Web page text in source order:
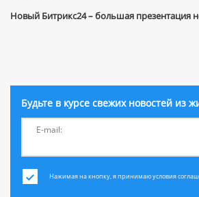
Новый Битрикс24 – большая презентация
Будьте в курсе свежих новостей из
E-mail:
Нажимая на кнопку, я принимаю условия